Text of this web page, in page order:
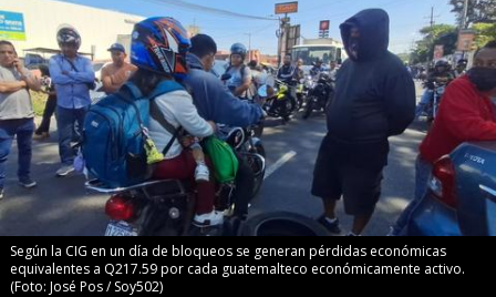
Según la CIG en un día de bloqueos se generan pérdidas económicas
equivalentes a Q217.59 por cada guatemalteco económicamente activo.
(Foto: José Pos / Soy502)